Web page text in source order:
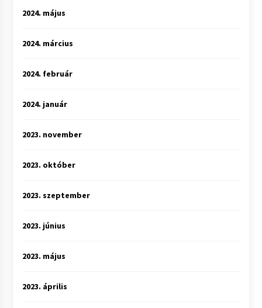
2024. május
2024. március
2024. február
2024. január
2023. november
2023. október
2023. szeptember
2023. június
2023. május
2023. április